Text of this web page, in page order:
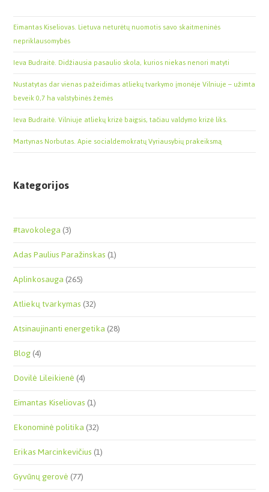
Eimantas Kiseliovas. Lietuva neturėtų nuomotis savo skaitmeninės
nepriklausomybės
Ieva Budraitė. Didžiausia pasaulio skola, kurios niekas nenori matyti
Nustatytas dar vienas pažeidimas atliekų tvarkymo įmonėje Vilniuje – užimta
beveik 0,7 ha valstybinės žemės
Ieva Budraitė. Vilniuje atliekų krizė baigsis, tačiau valdymo krizė liks.
Martynas Norbutas. Apie socialdemokratų Vyriausybių prakeiksmą
Kategorijos
#tavokolega(3)
Adas Paulius Paražinskas(1)
Aplinkosauga(265)
Atliekų tvarkymas(32)
Atsinaujinanti energetika(28)
Blog(4)
Dovilė Lileikienė(4)
Eimantas Kiseliovas(1)
Ekonominė politika(32)
Erikas Marcinkevičius(1)
Gyvūnų gerovė(77)